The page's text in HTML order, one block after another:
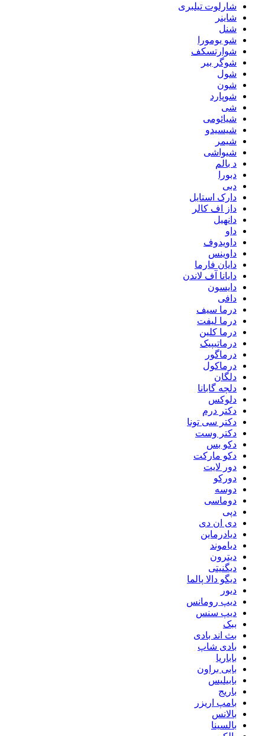
شارلوت تیلبری
شاینر
شنل
شو یومورا
شوارتسکف
شوگر بیر
شول
شون
شوپارد
شی
شیائومی
شیسیدو
شیمر
شیواشی
د بالم
دبورا
دبی
دارک استایل
داز اف کالر
دانهیل
داو
داویدوف
داوینس
دایان فارما
دایانا آف لاندن
دایسون
دافی
درما سیف
درما لیفت
درما کلین
درماتیپیک
درماگور
درماکول
دلگان
دلچه گابانا
دلوکس
دکتر درم
دکتر سی تونا
دکتر وست
دکو بس
دکو مارکت
دور لایت
دورکو
دوسه
دوماسی
دپی
دی ان دی
دیادرماین
دیاموند
دیترون
دیگنیتی
دیگو دالا پالما
دیور
دیپ رومانس
دیپ سنس
ببک
بث اند بادی
بادی شاپ
باباریا
بابی براون
بابیلیس
باریج
بامپ اریزر
بالانس
بالسینا